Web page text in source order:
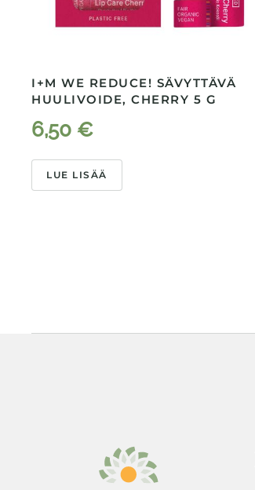
I+M WE REDUCE! SÄVYTTÄVÄ
HUULIVOIDE, CHERRY 5 G
6,50 €
LUE LISÄÄ